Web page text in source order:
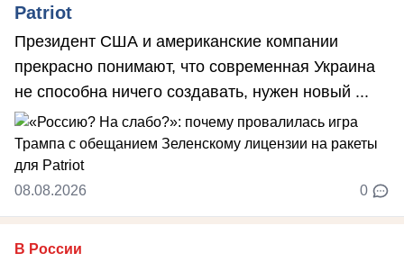
Patriot
Президент США и американские компании
прекрасно понимают, что современная Украина
не способна ничего создавать, нужен новый ...
08.08.2026 0
В России